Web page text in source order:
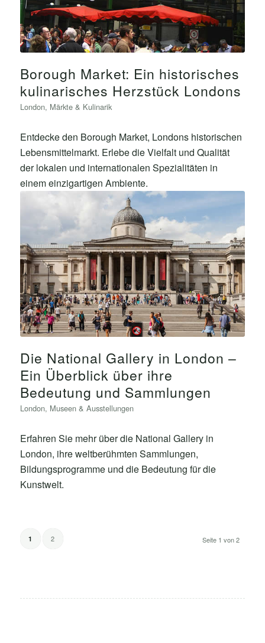
Borough Market: Ein historisches
kulinarisches Herzstück Londons
London, Märkte & Kulinarik
Entdecke den Borough Market, Londons historischen
Lebensmittelmarkt. Erlebe die Vielfalt und Qualität
der lokalen und internationalen Spezialitäten in
einem einzigartigen Ambiente.
Die National Gallery in London –
Ein Überblick über ihre
Bedeutung und Sammlungen
London, Museen & Ausstellungen
Erfahren Sie mehr über die National Gallery in
London, ihre weltberühmten Sammlungen,
Bildungsprogramme und die Bedeutung für die
Kunstwelt.
Seite 1 von 2
1 2